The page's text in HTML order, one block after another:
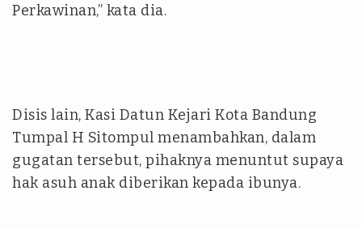
Perkawinan,” kata dia.
Disis lain, Kasi Datun Kejari Kota Bandung
Tumpal H Sitompul menambahkan, dalam
gugatan tersebut, pihaknya menuntut supaya
hak asuh anak diberikan kepada ibunya.